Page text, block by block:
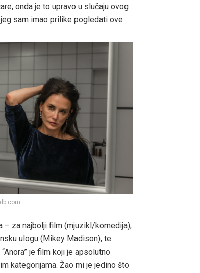
onda je to upravo u slučaju ovog
sam imao prilike pogledati ove
– za najbolji film (mjuzikl/komedija),
ulogu (Mikey Madison), te
je film koji je apsolutno
kategorijama. Žao mi je jedino što